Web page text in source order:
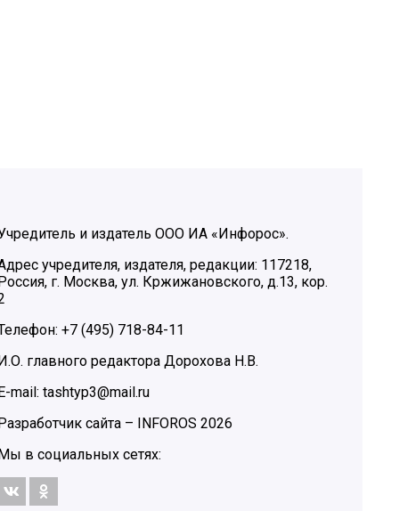
и издатель ООО ИА «Инфорос».
учредителя, издателя, редакции: 117218,
г. Москва, ул. Кржижановского, д.13, кор.
+7 (495) 718-84-11
главного редактора Дорохова Н.В.
mail: tashtyp3@mail.ru
сайта – INFOROS 2026
в социальных сетях: